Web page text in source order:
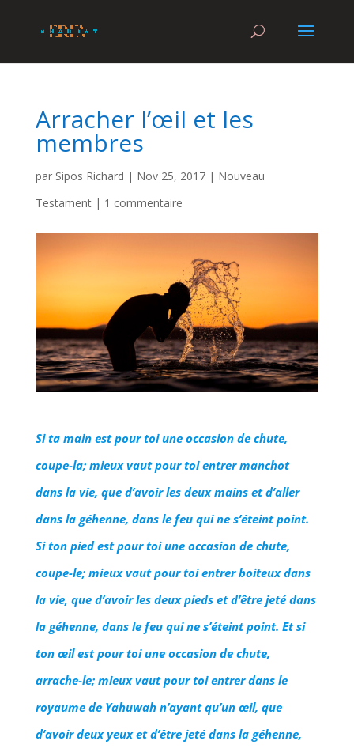
Arracher l’œil et les
membres
par Sipos Richard | Nov 25, 2017| Nouveau
Testament| 1 commentaire
Si ta main est pour toi une occasion de chute,
coupe-la; mieux vaut pour toi entrer manchot
dans la vie, que d’avoir les deux mains et d’aller
dans la géhenne, dans le feu qui ne s’éteint point.
Si ton pied est pour toi une occasion de chute,
coupe-le; mieux vaut pour toi entrer boiteux dans
la vie, que d’avoir les deux pieds et d’être jeté dans
la géhenne, dans le feu qui ne s’éteint point. Et si
ton œil est pour toi une occasion de chute,
arrache-le; mieux vaut pour toi entrer dans le
royaume de Yahuwah n’ayant qu’un œil, que
d’avoir deux yeux et d’être jeté dans la géhenne,